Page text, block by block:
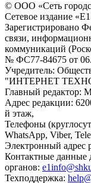
© ООО «Сеть
Сетевое издание
Зарегистрировано
связи,
коммуникаций
№ ФС77-84675 от
Учредитель:
"ИНТЕРНЕТ
Главный редактор:
Адрес редакции:
й этаж,
Телефоны
WhatsApp, Viber,
Электронный адрес
Контактные данные
органов:
Техподдержка: